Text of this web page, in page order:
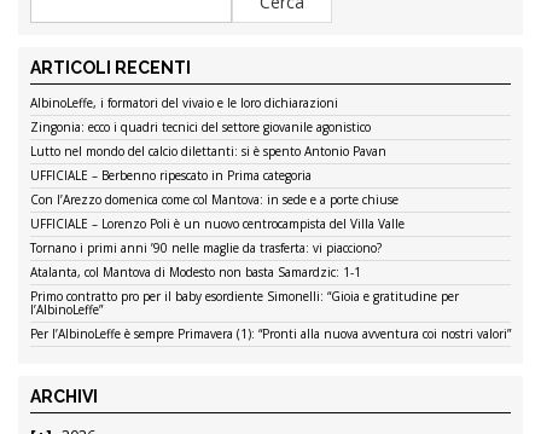
ARTICOLI RECENTI
AlbinoLeffe, i formatori del vivaio e le loro dichiarazioni
Zingonia: ecco i quadri tecnici del settore giovanile agonistico
Lutto nel mondo del calcio dilettanti: si è spento Antonio Pavan
UFFICIALE – Berbenno ripescato in Prima categoria
Con l’Arezzo domenica come col Mantova: in sede e a porte chiuse
UFFICIALE – Lorenzo Poli è un nuovo centrocampista del Villa Valle
Tornano i primi anni ’90 nelle maglie da trasferta: vi piacciono?
Atalanta, col Mantova di Modesto non basta Samardzic: 1-1
Primo contratto pro per il baby esordiente Simonelli: “Gioia e gratitudine per
l’AlbinoLeffe”
Per l’AlbinoLeffe è sempre Primavera (1): “Pronti alla nuova avventura coi nostri valori”
ARCHIVI